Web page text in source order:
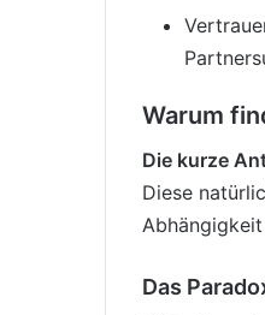
Warum
Die kurze
Diese
Das